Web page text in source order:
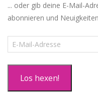
... oder gib deine E-Mail-
abonnieren und
E-
Mail-
Los hexen!